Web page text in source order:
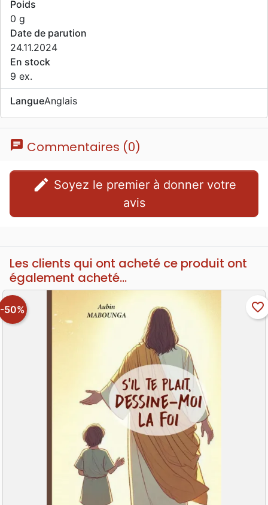
Poids
0 g
Date de parution
24.11.2024
En stock
9 ex.
LangueAnglais
chat Commentaires (0)
edit
avis
Les clients qui ont acheté ce produit ont
également acheté...
-50% favorite_border